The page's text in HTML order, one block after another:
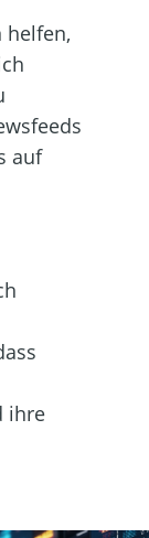
helfen,
auf
ihre